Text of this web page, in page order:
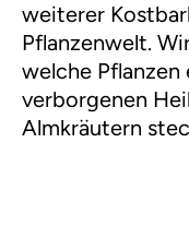
weiterer
Pflanzenwelt.
welche Pflanzen
verborgenen
Almkräutern